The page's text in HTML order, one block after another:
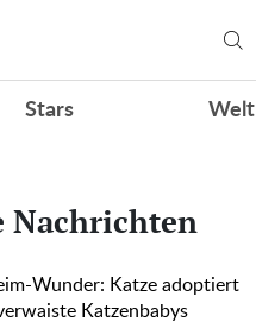
Stars Welt
Nachrichten
Wunder: Katze adoptiert
Katzenbabys